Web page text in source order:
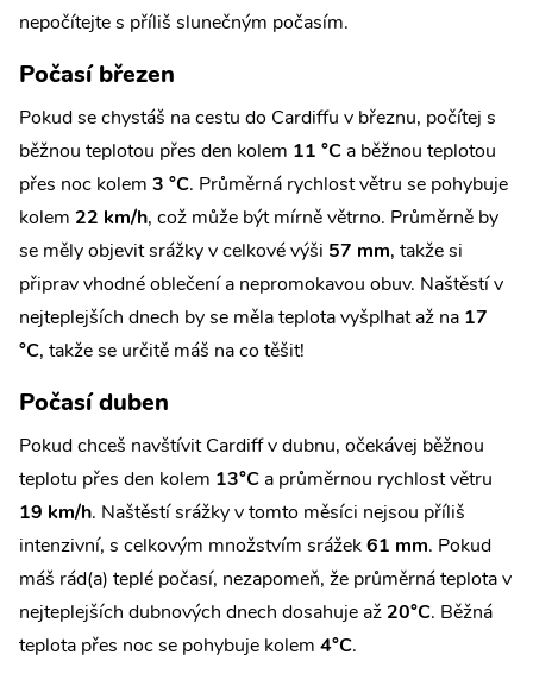
nepočítejte s příliš slunečným počasím.
Počasí březen
Pokud se chystáš na cestu do Cardiffu v březnu, počítej s
běžnou teplotou přes den kolem 11 °C a běžnou teplotou
přes noc kolem 3 °C. Průměrná rychlost větru se pohybuje
kolem 22 km/h, což může být mírně větrno. Průměrně by
se měly objevit srážky v celkové výši 57 mm, takže si
připrav vhodné oblečení a nepromokavou obuv. Naštěstí v
nejteplejších dnech by se měla teplota vyšplhat až na 17
°C, takže se určitě máš na co těšit!
Počasí duben
Pokud chceš navštívit Cardiff v dubnu, očekávej běžnou
teplotu přes den kolem 13°C a průměrnou rychlost větru
19 km/h. Naštěstí srážky v tomto měsíci nejsou příliš
intenzivní, s celkovým množstvím srážek61 mm. Pokud
máš rád(a) teplé počasí, nezapomeň, že průměrná teplota v
nejteplejších dubnových dnech dosahuje až 20°C. Běžná
teplota přes noc se pohybuje kolem 4°C.